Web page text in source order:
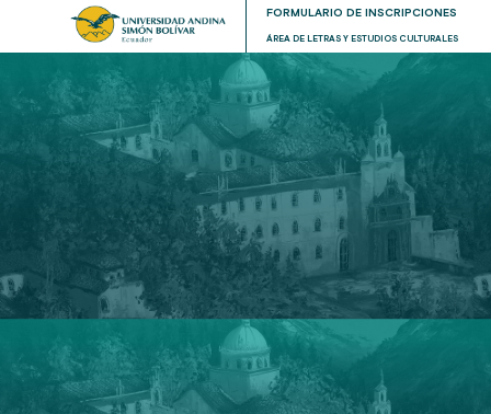
FORMULARIO DE INSCRIPCIONES
ÁREA DE LETRAS Y ESTUDIOS CULTURALES